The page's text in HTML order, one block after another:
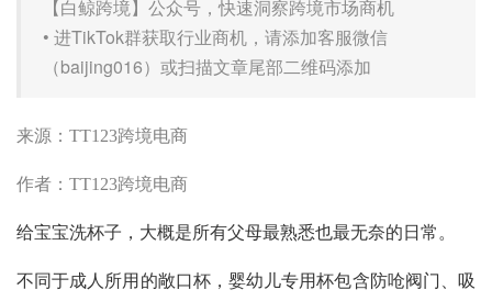
【白鲸跨境】公众号，快速洞察跨境市场商机
• 进TikTok群获取行业商机，请添加客服微信
（baijing016）或扫描文章尾部二维码添加
来源：TT123跨境电商
作者：TT123跨境电商
给宝宝洗杯子，大概是所有父母最熟悉也最无奈的日常。
不同于成人所用的敞口杯，婴幼儿专用杯包含防呛阀门、吸